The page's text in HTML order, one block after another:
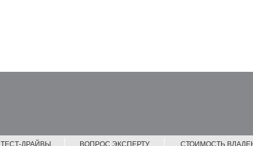
ТЕСТ-ДРАЙВЫ ВОПРОС ЭКСПЕРТУ СТОИМОСТЬ